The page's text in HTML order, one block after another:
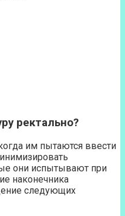
ректально?
им пытаются ввести
они испытывают при
наконечника
следующих